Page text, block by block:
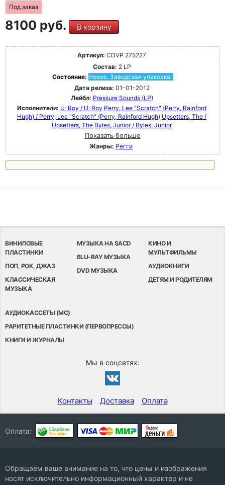
Под заказ
8100 руб. В корзину
Артикул: CDVP 275227
Состав: 2 LP
Состояние: Новое. Заводская упаковка.
Дата релиза: 01-01-2012
Лейбл: Pressure Sounds (LP)
Исполнители: U-Roy / U-Roy Perry, Lee "Scratch" (Perry, Rainford
Hugh) / Perry, Lee "Scratch" (Perry, Rainford Hugh) Upsetters, The /
Upsetters, The Byles, Junior / Byles, Junior
Показать больше
Жанры: Регги
ВИНИЛОВЫЕ
ПЛАСТИНКИ
ПОП, РОК, ДЖАЗ
КЛАССИЧЕСКАЯ
МУЗЫКА
МУЗЫКА НА SACD
BLU-RAY МУЗЫКА
DVD МУЗЫКА
КИНО И
МУЛЬТФИЛЬМЫ
АУДИОКНИГИ
ДЕТЯМ И РОДИТЕЛЯМ
АУДИОКАССЕТЫ (MC)
РАРИТЕТНЫЕ ПЛАСТИНКИ (ПЕРВОПРЕССЫ)
КНИГИ И ЖУРНАЛЫ
Мы в соцсетях:
Контакты Доставка Оплата
Оплата:
Обращаем ваше внимание на то, что цены и изображения
носят исключительно информационный характер и не